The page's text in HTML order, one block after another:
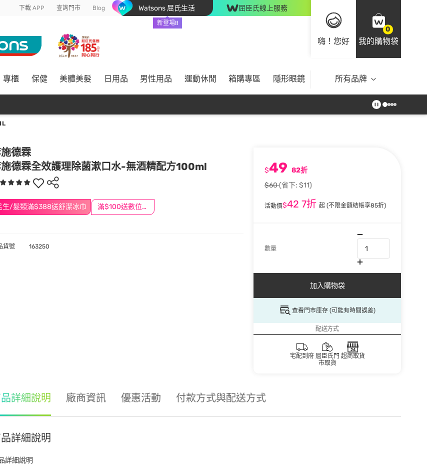
下載 APP 查詢門市 Blog Watsons 屈氏生活
新登場!!
屈臣氏線上服務
嗨！您好
0
我的購物袋
專櫃 保健 美體美髮 日用品 男性用品 運動休閒 箱購專區 隱形眼鏡 所有品牌
德霖
德霖全效護理除菌漱口水-無酒精配方100ml
生/髮類滿$388送舒潔冰巾 滿$100送數位印花
$49 82折
$60(省下: $11)
活動價$42 7折 起 (不限金額結帳享85折)
數量
加入購物袋
查看門市庫存 (可能有時間誤差)
配送方式
宅配到府 屈臣氏門
市取貨
超商取貨
貨號 163250
詳細說明 廠商資訊 優惠活動 付款方式與配送方式
詳細說明
詳細說明